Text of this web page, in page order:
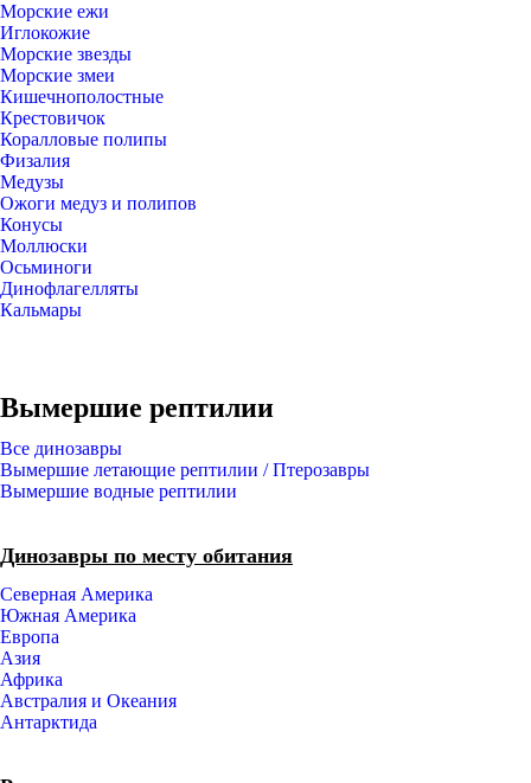
Морские ежи
Иглокожие
Морские звезды
Морские змеи
Кишечнополостные
Крестовичок
Коралловые полипы
Физалия
Медузы
Ожоги медуз и полипов
Конусы
Моллюски
Осьминоги
Динофлагелляты
Кальмары
Вымершие рептилии
Все динозавры
Вымершие летающие рептилии / Птерозавры
Вымершие водные рептилии
Динозавры по месту обитания
Северная Америка
Южная Америка
Европа
Азия
Африка
Австралия и Океания
Антарктида